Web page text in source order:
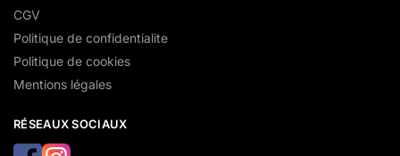
CGV
Politique de confidentialite
Politique de cookies
Mentions légales
RÉSEAUX SOCIAUX